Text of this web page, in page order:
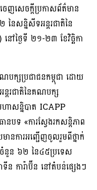
េញសេចក្តីប្រកាសព័ត៌មាន
ៃសន្និសីទអន្តរជាតិនៃ
ងៃទី ២១-២៣ ខែវិច្ឆិកា
បក្សប្រជាជនកម្ពុជា ដោយ
តរជាតិនៃគណបក្ស
ាសន្និបាត ICAPP
បទ «ការស្វែងរកសន្តិភាព
ានការអញ្ជើញចូលរួមពីថ្នាក់
ន ៦២ នៃ៤៥ប្រទេស
ន ការ៉ាប៊ីន នៅតំបន់ផ្សេងៗ